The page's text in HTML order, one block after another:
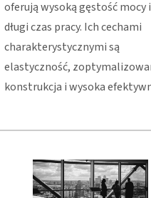
oferują wysoką gęstość mocy i
długi czas pracy. Ich cechami
charakterystycznymi są
elastyczność,
konstrukcja i wysoka